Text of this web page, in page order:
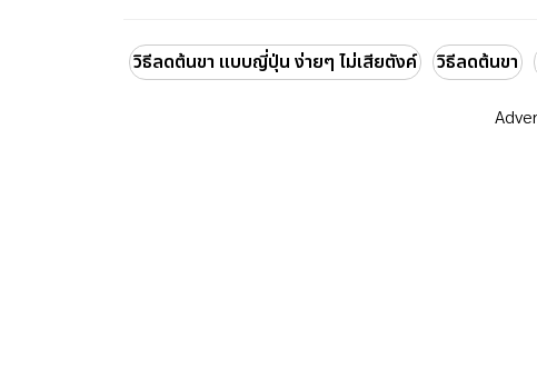
วิธีลดต้นขา แบบญี่ปุ่น ง่ายๆ ไม่เสียตังค์ วิธีลดต้นขา